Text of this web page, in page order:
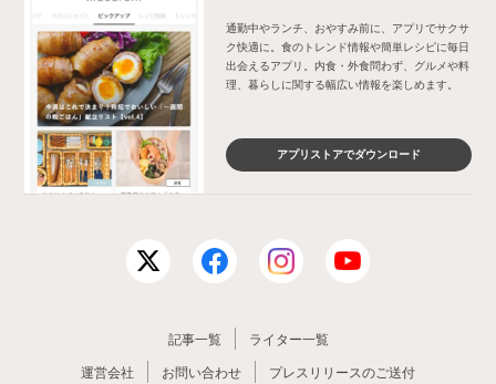
通勤中やランチ、おやすみ前に、アプリでサクサ
ク快適に。食のトレンド情報や簡単レシピに毎日
出会えるアプリ。内食・外食問わず、グルメや料
理、暮らしに関する幅広い情報を楽しめます。
アプリストアでダウンロード
記事一覧
ライター一覧
運営会社
お問い合わせ プレスリリースのご送付